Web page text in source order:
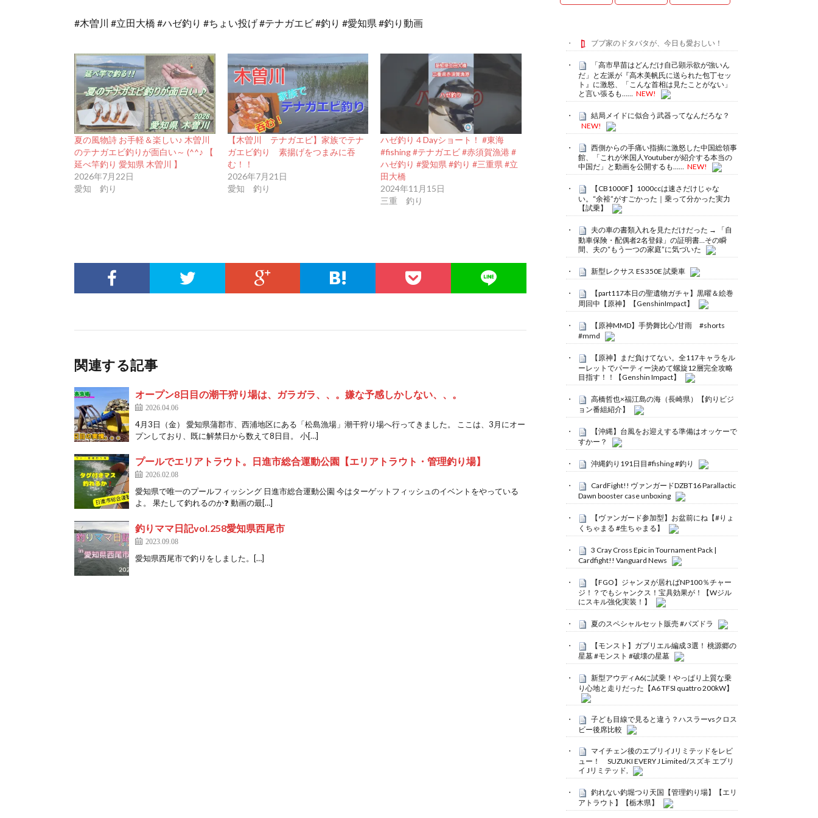
#木曽川 #立田大橋 #ハゼ釣り #ちょい投げ #テナガエビ #釣り #愛知県 #釣り動画
夏の風物詩 お手軽＆楽しい♪ 木曽川
のテナガエビ釣りが面白い～ (^^♪ 【
延べ竿釣り 愛知県 木曽川 】
2026年7月22日
愛知 釣り
【木曽川 テナガエビ】家族でテナ
ガエビ釣り 素揚げをつまみに吞
む！！
2026年7月21日
愛知 釣り
ハゼ釣り４Dayショート！ #東海
#fishing #テナガエビ #赤須賀漁港 #
ハゼ釣り #愛知県 #釣り #三重県 #立
田大橋
2024年11月15日
三重 釣り
関連する記事
オープン8日目の潮干狩り場は、ガラガラ、、。嫌な予感しかしない、、。
2026.04.06
4月3日（金） 愛知県蒲郡市、西浦地区にある「松島漁場」潮干狩り場へ行ってきました。 ここは、3月にオー
プンしており、既に解禁日から数えて8日目。 小[…]
プールでエリアトラウト。日進市総合運動公園【エリアトラウト・管理釣り場】
2026.02.08
愛知県で唯一のプールフィッシング 日進市総合運動公園 今はターゲットフィッシュのイベントをやっている
よ。 果たして釣れるのか❓ 動画の最[…]
釣りママ日記vol.258愛知県西尾市
2023.09.08
愛知県西尾市で釣りをしました。[…]
ブブ家のドタバタが、今日も愛おしい！
「高市早苗はどんだけ自己顕示欲が強いん
だ」と左派が『高木美帆氏に送られた包丁セッ
ト』に激怒、「こんな首相は見たことがない」
と言い張るも……
NEW!
結局メイドに似合う武器ってなんだろな？
NEW!
西側からの手痛い指摘に激怒した中国総領事
館、「これが米国人Youtuberが紹介する本当の
中国だ」と動画を公開するも…… NEW!
【CB1000F】1000ccは速さだけじゃな
い。“余裕”がすごかった｜乗って分かった実力
【試乗】
夫の車の書類入れを見ただけだった → 「自
動車保険・配偶者2名登録」の証明書…その瞬
間、夫の“もう一つの家庭”に気づいた
新型レクサス ES 350E 試乗車
【part117本日の聖遺物ガチャ】黒曜＆絵巻
周回中【原神】【GenshinImpact】
【原神MMD】手势舞比心/甘雨 #shorts
#mmd
【原神】まだ負けてない。全117キャラをル
ーレットでパーティー決めて螺旋12層完全攻略
目指す！！【Genshin Impact】
高橋哲也×福江島の海（長崎県）【釣りビジ
ョン番組紹介】
【沖縄】台風をお迎えする準備はオッケーで
すかー？
沖縄釣り191日目#fishing #釣り
CardFight!! ヴァンガードDZBT16 Parallactic
Dawn booster case unboxing
【ヴァンガード参加型】お盆前にね【#りょ
くちゃまる #生ちゃまる】
3 Cray Cross Epic in Tournament Pack |
Cardfight!! Vanguard News
【FGO】ジャンヌが居ればNP100％チャー
ジ！？でもシャンクス！宝具効果が！【Wジル
にスキル強化実装！】
夏のスペシャルセット販売 #パズドラ
【モンスト】ガブリエル編成 3選！ 桃源郷の
星墓 #モンスト #破壊の星墓
新型アウディA6に試乗！やっぱり上質な乗
り心地と走りだった【A6 TFSI quattro 200kW】
子ども目線で見ると違う？ハスラーvsクロス
ビー後席比較
マイチェン後のエブリイJリミテッドをレビ
ュー！ SUZUKI EVERY J Limited/スズキ エブリ
イ Jリミテッド,
釣れない釣堀つり天国【管理釣り場】【エリ
アトラウト】【栃木県】